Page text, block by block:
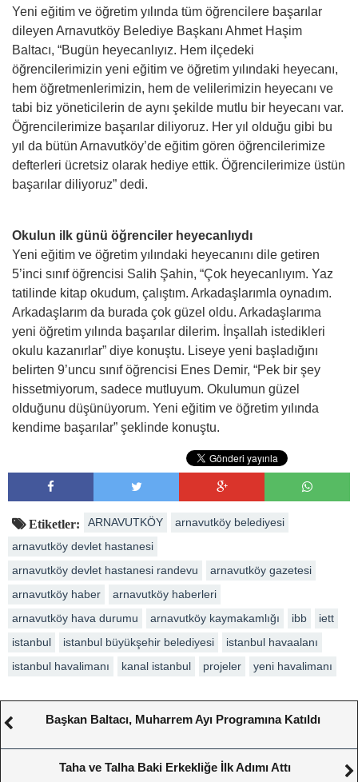
Yeni eğitim ve öğretim yılında tüm öğrencilere başarılar
dileyen Arnavutköy Belediye Başkanı Ahmet Haşim
Baltacı, “Bugün heyecanlıyız. Hem ilçedeki
öğrencilerimizin yeni eğitim ve öğretim yılındaki heyecanı,
hem öğretmenlerimizin, hem de velilerimizin heyecanı ve
tabi biz yöneticilerin de aynı şekilde mutlu bir heyecanı var.
Öğrencilerimize başarılar diliyoruz. Her yıl olduğu gibi bu
yıl da bütün Arnavutköy’de eğitim gören öğrencilerimize
defterleri ücretsiz olarak hediye ettik. Öğrencilerimize üstün
başarılar diliyoruz” dedi.
Okulun ilk günü öğrenciler heyecanlıydı
Yeni eğitim ve öğretim yılındaki heyecanını dile getiren
5’inci sınıf öğrencisi Salih Şahin, “Çok heyecanlıyım. Yaz
tatilinde kitap okudum, çalıştım. Arkadaşlarımla oynadım.
Arkadaşlarım da burada çok güzel oldu. Arkadaşlarıma
yeni öğretim yılında başarılar dilerim. İnşallah istedikleri
okulu kazanırlar” diye konuştu. Liseye yeni başladığını
belirten 9’uncu sınıf öğrencisi Enes Demir, “Pek bir şey
hissetmiyorum, sadece mutluyum. Okulumun güzel
olduğunu düşünüyorum. Yeni eğitim ve öğretim yılında
kendime başarılar” şeklinde konuştu.
Etiketler: ARNAVUTKÖY
arnavutköy belediyesi
arnavutköy devlet hastanesi
arnavutköy devlet hastanesi randevu
arnavutköy gazetesi
arnavutköy haber
arnavutköy haberleri
arnavutköy hava durumu
arnavutköy kaymakamlığı ibb
iett
istanbul
istanbul büyükşehir belediyesi
istanbul havaalanı
istanbul havalimanı
kanal istanbul projeler yeni havalimanı
Başkan Baltacı, Muharrem Ayı Programına Katıldı
Taha ve Talha Baki Erkekliğe İlk Adımı Attı